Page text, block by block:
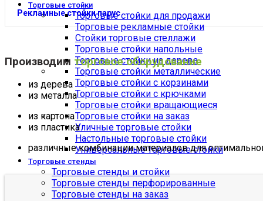
Торговые стойки
Торговые стойки для продажи
Торговые рекламные стойки
Стойки торговые стеллажи
Торговые стойки напольные
Торговые стойки из дерева
Торговые стойки металлические
Торговые стойки с корзинами
Торговые стойки с крючками
Торговые стойки вращающиеся
Торговые стойки на заказ
Уличные торговые стойки
Настольные торговые стойки
Универсальные торговые стойки
Торговые стенды
Торговые стенды и стойки
Торговые стенды перфорированные
Торговые стенды на заказ
Рекламные стойки парус
Производим торговое оборудование
из дерева
из металла
из картона
из пластика
различные комбинации материалов для